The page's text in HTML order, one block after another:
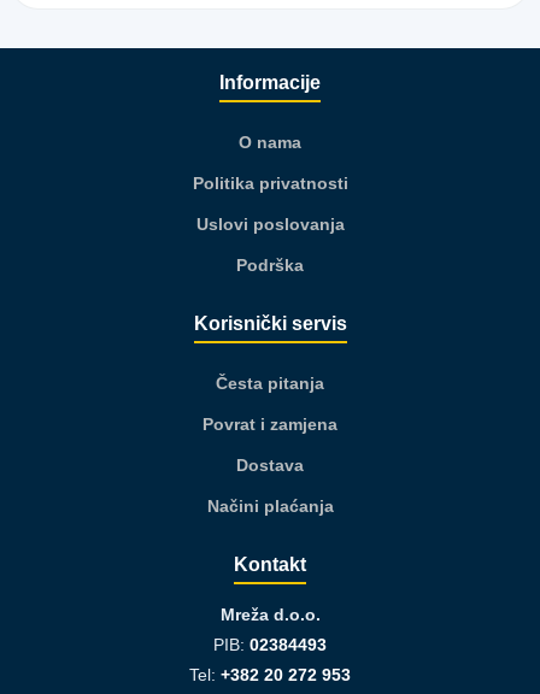
Informacije
O nama
Politika privatnosti
Uslovi poslovanja
Podrška
Korisnički servis
Česta pitanja
Povrat i zamjena
Dostava
Načini plaćanja
Kontakt
Mreža d.o.o.
PIB: 02384493
Tel: +382 20 272 953